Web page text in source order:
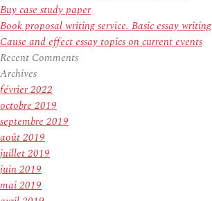
Buy case study paper
Book proposal writing service. Basic essay writing
Cause and effect essay topics on current events
Recent Comments
Archives
février 2022
octobre 2019
septembre 2019
août 2019
juillet 2019
juin 2019
mai 2019